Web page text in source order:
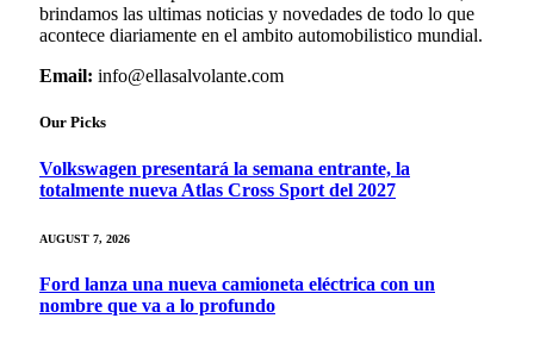
brindamos las ultimas noticias y novedades de todo lo que
acontece diariamente en el ambito automobilistico mundial.
Email: info@ellasalvolante.com
Our Picks
Volkswagen presentará la semana entrante, la
totalmente nueva Atlas Cross Sport del 2027
AUGUST 7, 2026
Ford lanza una nueva camioneta eléctrica con un
nombre que va a lo profundo